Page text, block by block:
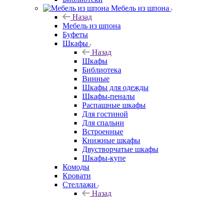
Мебель из шпона
Назад
Мебель из шпона
Буфеты
Шкафы
Назад
Шкафы
Библиотека
Винные
Шкафы для одежды
Шкафы-пеналы
Распашные шкафы
Для гостиной
Для спальни
Встроенные
Книжные шкафы
Двустворчатые шкафы
Шкафы-купе
Комоды
Кровати
Стеллажи
Назад